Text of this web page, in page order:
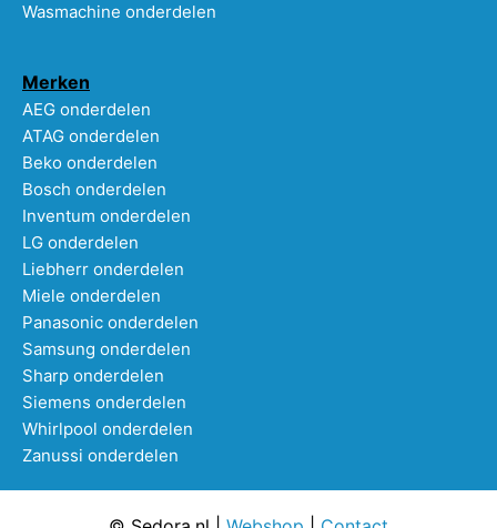
Wasmachine onderdelen
Merken
AEG onderdelen
ATAG onderdelen
Beko onderdelen
Bosch onderdelen
Inventum onderdelen
LG onderdelen
Liebherr onderdelen
Miele onderdelen
Panasonic onderdelen
Samsung onderdelen
Sharp onderdelen
Siemens onderdelen
Whirlpool onderdelen
Zanussi onderdelen